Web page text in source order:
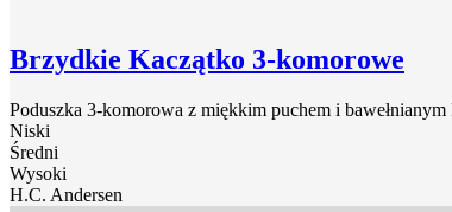
Brzydkie Kaczątko 3-komorowe
Poduszka 3-komorowa z miękkim puchem i
Niski
Średni
Wysoki
H.C. Andersen